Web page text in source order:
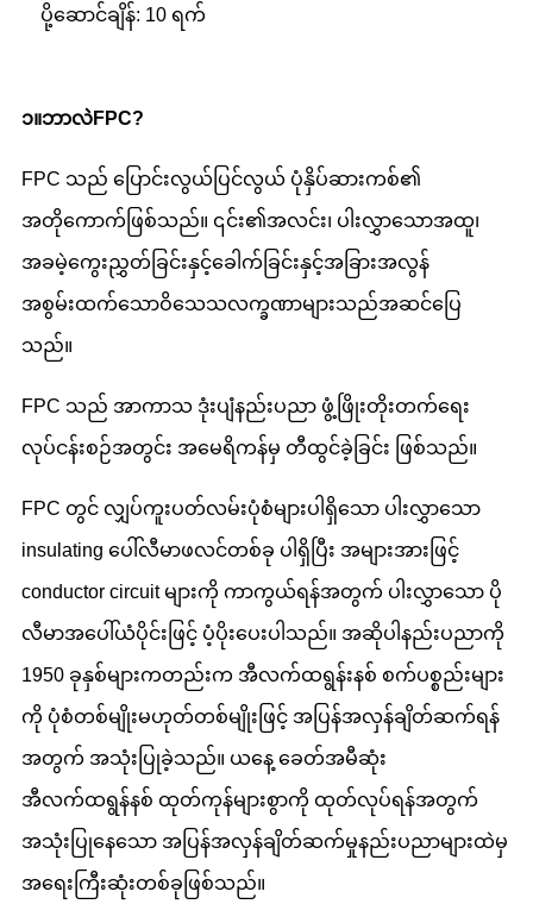
ပို့ဆောင်ချိန်: 10 ရက်
၁။ဘာလဲFPC?
FPC သည် ပြောင်းလွယ်ပြင်လွယ် ပုံနှိပ်ဆားကစ်၏
အတိုကောက်ဖြစ်သည်။ ၎င်း၏အလင်း၊ ပါးလွှာသောအထူ၊
အခမဲ့ကွေးညွှတ်ခြင်းနှင့်ခေါက်ခြင်းနှင့်အခြားအလွန်
အစွမ်းထက်သောဝိသေသလက္ခဏာများသည်အဆင်ပြေ
သည်။
FPC သည် အာကာသ ဒုံးပျံနည်းပညာ ဖွံ့ဖြိုးတိုးတက်ရေး
လုပ်ငန်းစဉ်အတွင်း အမေရိကန်မှ တီထွင်ခဲ့ခြင်း ဖြစ်သည်။
FPC တွင် လျှပ်ကူးပတ်လမ်းပုံစံများပါရှိသော ပါးလွှာသော
insulating ပေါ်လီမာဖလင်တစ်ခု ပါရှိပြီး အများအားဖြင့်
conductor circuit များကို ကာကွယ်ရန်အတွက် ပါးလွှာသော ပို
လီမာအပေါ်ယံပိုင်းဖြင့် ပံ့ပိုးပေးပါသည်။ အဆိုပါနည်းပညာကို
1950 ခုနှစ်များကတည်းက အီလက်ထရွန်းနစ် စက်ပစ္စည်းများ
ကို ပုံစံတစ်မျိုးမဟုတ်တစ်မျိုးဖြင့် အပြန်အလှန်ချိတ်ဆက်ရန်
အတွက် အသုံးပြုခဲ့သည်။ ယနေ့ ခေတ်အမီဆုံး
အီလက်ထရွန်နစ် ထုတ်ကုန်များစွာကို ထုတ်လုပ်ရန်အတွက်
အသုံးပြုနေသော အပြန်အလှန်ချိတ်ဆက်မှုနည်းပညာများထဲမှ
အရေးကြီးဆုံးတစ်ခုဖြစ်သည်။